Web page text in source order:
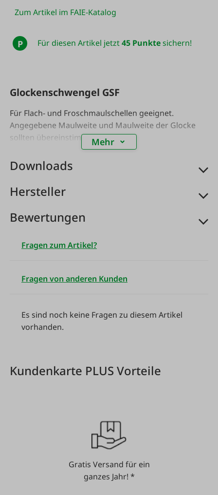
Zum Artikel im FAIE-Katalog
P Für diesen Artikel jetzt45 Punktesichern!
Glockenschwengel GSF
Für Flach- und Froschmaulschellen geeignet.
Angegebene Maulweite und Maulweite der Glocke
sollten übereinstimmen.Mehr
Downloads
Hersteller
Bewertungen
Fragen zum Artikel?
Fragen von anderen Kunden
Es sind noch keine Fragen zu diesem Artikel
vorhanden.
Kundenkarte PLUS Vorteile
Gratis Versand für ein
ganzes Jahr! *